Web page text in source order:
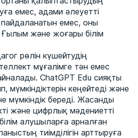
емес, адами әлеуетті
пайдаланатын емес, оны
және жоғары білім
рөлін күшейтудің
мұғалімге тән емес
ChatGPT Edu сияқты
кеңейтеді және
мүмкіндік береді. Жасанды
және цифрлық мәдениетті
алушыларға арналған
тиімділігін арттыруға